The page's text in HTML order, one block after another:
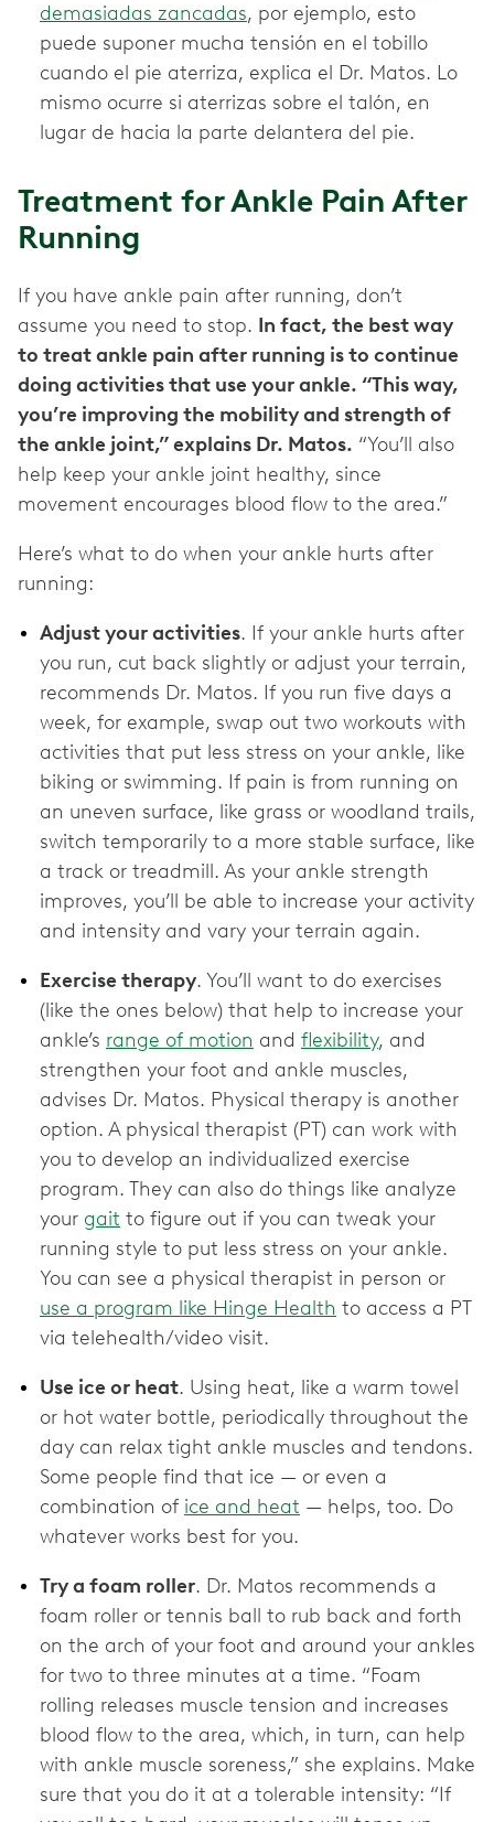
demasiadas zancadas, por ejemplo, esto
puede suponer mucha tensión en el tobillo
cuando el pie aterriza, explica el Dr. Matos. Lo
mismo ocurre si aterrizas sobre el talón, en
lugar de hacia la parte delantera del pie.
Treatment for Ankle Pain After
Running
If you have ankle pain after running, don’t
assume you need to stop. In fact, the best way
to treat ankle pain after running is to continue
doing activities that use your ankle. “This way,
you’re improving the mobility and strength of
the ankle joint,” explains Dr. Matos. “You’ll also
help keep your ankle joint healthy, since
movement encourages blood flow to the area.”
Here’s what to do when your ankle hurts after
running:
Adjust your activities. If your ankle hurts after
you run, cut back slightly or adjust your terrain,
recommends Dr. Matos. If you run five days a
week, for example, swap out two workouts with
activities that put less stress on your ankle, like
biking or swimming. If pain is from running on
an uneven surface, like grass or woodland trails,
switch temporarily to a more stable surface, like
a track or treadmill. As your ankle strength
improves, you’ll be able to increase your activity
and intensity and vary your terrain again.
Exercise therapy. You’ll want to do exercises
(like the ones below) that help to increase your
ankle’s range of motion and flexibility, and
strengthen your foot and ankle muscles,
advises Dr. Matos. Physical therapy is another
option. A physical therapist (PT) can work with
you to develop an individualized exercise
program. They can also do things like analyze
your gait to figure out if you can tweak your
running style to put less stress on your ankle.
You can see a physical therapist in person or
use a program like Hinge Health to access a PT
via telehealth/video visit.
Use ice or heat. Using heat, like a warm towel
or hot water bottle, periodically throughout the
day can relax tight ankle muscles and tendons.
Some people find that ice — or even a
combination of ice and heat — helps, too. Do
whatever works best for you.
Try a foam roller. Dr. Matos recommends a
foam roller or tennis ball to rub back and forth
on the arch of your foot and around your ankles
for two to three minutes at a time. “Foam
rolling releases muscle tension and increases
blood flow to the area, which, in turn, can help
with ankle muscle soreness,” she explains. Make
sure that you do it at a tolerable intensity: “If